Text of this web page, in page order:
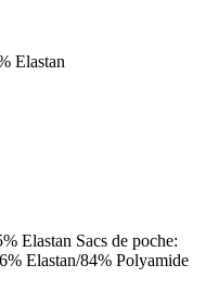
Elastan
Elastan Sacs de poche:
Elastan/84% Polyamide